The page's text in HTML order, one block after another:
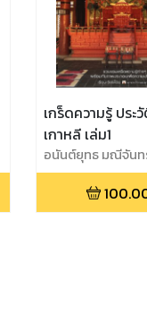
เกร็ดความรู้ ประ
เกาหลี เล่ม1
อนันต์ยุทธ มณีจัน